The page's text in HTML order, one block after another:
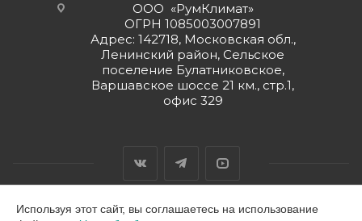
ООО «РумКлимат»
ОГРН 1085003007891
Адрес: 142718, Московская обл.,
Ленинский район, Сельское
поселение Булатниковское,
Варшавское шоссе 21 км., стр.1,
офис 329
Используя этот сайт, вы соглашаетесь на использование